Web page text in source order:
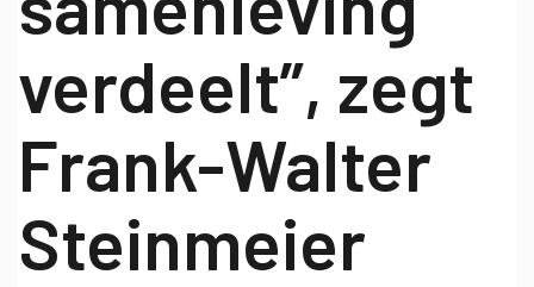
verdeelt”, zegt
Frank-Walter
Steinmeier